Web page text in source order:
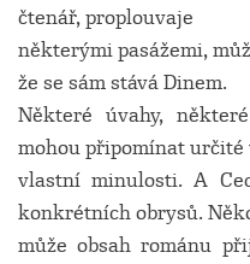
čtenář, proplouvaje
některými pasážemi,
že se sám stává Dinem.
Některé úvahy,
mohou připomínat určité
vlastní minulosti. A
konkrétních obrysů.
může obsah románu